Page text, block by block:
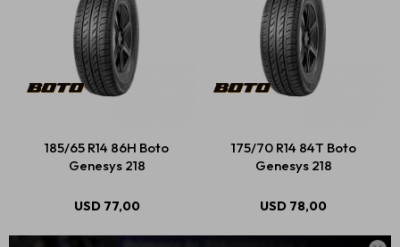
185/65 R14 86H Boto
Genesys 218
USD 77,00
175/70 R14 84T Boto
Genesys 218
USD 78,00